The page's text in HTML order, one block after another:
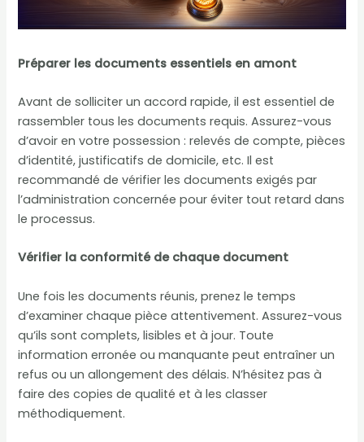
Préparer les documents essentiels en amont
Avant de solliciter un accord rapide, il est essentiel de
rassembler tous les documents requis. Assurez-vous
d’avoir en votre possession : relevés de compte, pièces
d’identité, justificatifs de domicile, etc. Il est
recommandé de vérifier les documents exigés par
l’administration concernée pour éviter tout retard dans
le processus.
Vérifier la conformité de chaque document
Une fois les documents réunis, prenez le temps
d’examiner chaque pièce attentivement. Assurez-vous
qu’ils sont complets, lisibles et à jour. Toute
information erronée ou manquante peut entraîner un
refus ou un allongement des délais. N’hésitez pas à
faire des copies de qualité et à les classer
méthodiquement.